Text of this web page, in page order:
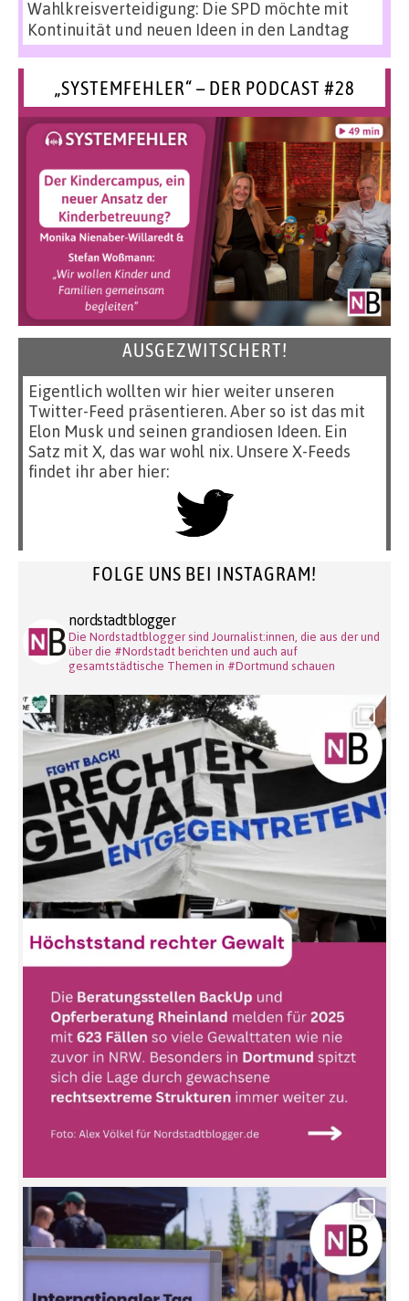
Wahlkreisverteidigung: Die SPD möchte mit
Kontinuität und neuen Ideen in den Landtag
„SYSTEMFEHLER“ – DER PODCAST #28
AUSGEZWITSCHERT!
Eigentlich wollten wir hier weiter unseren
Twitter-Feed präsentieren. Aber so ist das mit
Elon Musk und seinen grandiosen Ideen. Ein
Satz mit X, das war wohl nix. Unsere X-Feeds
findet ihr aber hier:
FOLGE UNS BEI INSTAGRAM!
nordstadtblogger
Die Nordstadtblogger sind Journalist:innen, die aus der und
über die #Nordstadt berichten und auch auf
gesamtstädtische Themen in #Dortmund schauen